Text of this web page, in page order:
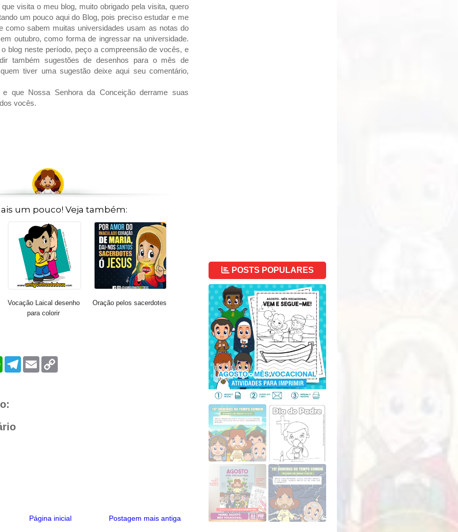
visita o meu blog, muito obrigado pela visita, quero
um pouco aqui do Blog, pois preciso estudar e me
como sabem muitas universidades usam as notas do
outubro, como forma de ingressar na universidade.
blog neste período, peço a compreensão de vocês, e
também sugestões de desenhos para o mês de
tiver uma sugestão deixe aqui seu comentário,
que Nossa Senhora da Conceição derrame suas
vocês.
um pouco! Veja também:
Vocação Laical desenho
para colorir
Oração pelos sacerdotes
W
A
p
T
E
m
Postagem mais antiga
Página inicial
POSTS POPULARES